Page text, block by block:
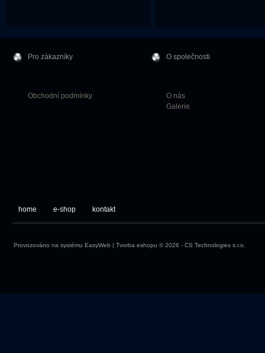
Pro zákazníky
Obchodní podmínky
O společnosti
O nás
Galerie
home e-shop kontakt
Provozováno na systému EasyWeb | Tvorba eshopu © 2026 - CS Technologies s.r.o.